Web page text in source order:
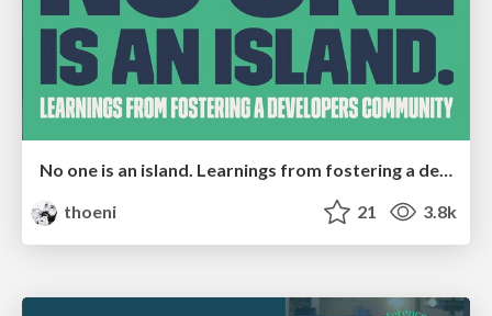
No one is an island. Learnings from fostering a developers community.
thoeni
21 3.8k